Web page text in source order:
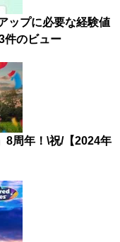
ップに必要な経験値
件のビュー
8周年！\祝/【2024年